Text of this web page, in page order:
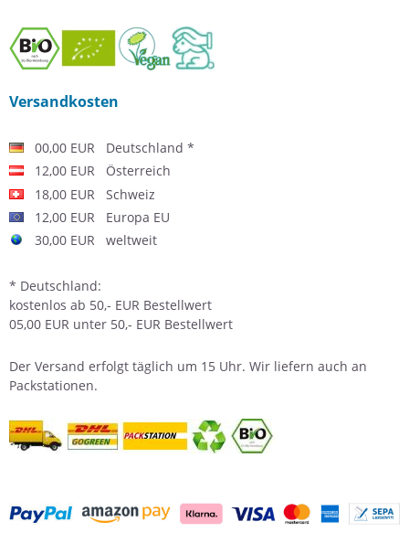
Versandkosten
00,00 EUR Deutschland *
12,00 EUR Österreich
18,00 EUR Schweiz
12,00 EUR Europa EU
30,00 EUR weltweit
* Deutschland:
kostenlos ab 50,- EUR Bestellwert
05,00 EUR unter 50,- EUR Bestellwert
Der Versand erfolgt täglich um 15 Uhr. Wir liefern auch an
Packstationen.